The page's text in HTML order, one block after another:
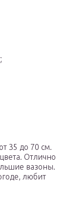
35 до 70 см.
Отлично
вазоны.
любит